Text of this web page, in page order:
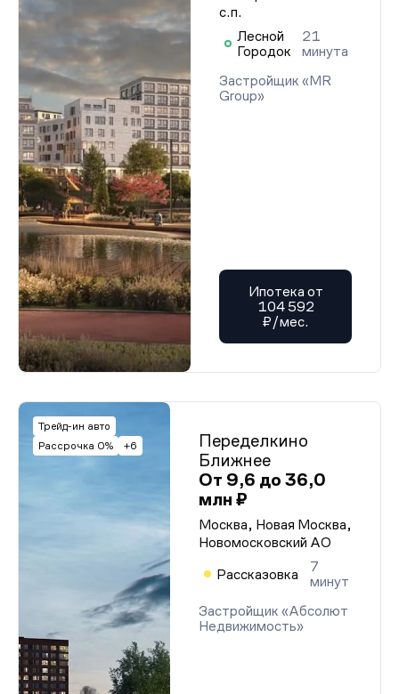
с.п.
Лесной
Городок
21
минута
Застройщик «MR
Group»
Ипотека от
104 592
₽/мес.
Трейд-ин авто
Рассрочка 0%
+6
Переделкино
Ближнее
От 9,6 до 36,0
млн ₽
Москва, Новая Москва,
Новомосковский АО
Рассказовка
7
минут
Застройщик «Абсолют
Недвижимость»